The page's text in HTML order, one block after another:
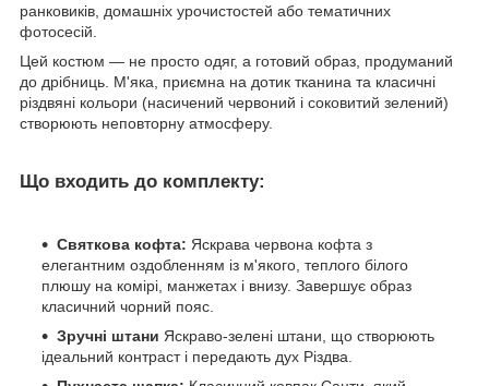
ранковиків, домашніх урочистостей або тематичних
фотосесій.
Цей костюм — не просто одяг, а готовий образ, продуманий
до дрібниць. М'яка, приємна на дотик тканина та класичні
різдвяні кольори (насичений червоний і соковитий зелений)
створюють неповторну атмосферу.
Що входить до комплекту:
Святкова кофта: Яскрава червона кофта з
елегантним оздобленням із м'якого, теплого білого
плюшу на комірі, манжетах і внизу. Завершує образ
класичний чорний пояс.
Зручні штани Яскраво-зелені штани, що створюють
ідеальний контраст і передають дух Різдва.